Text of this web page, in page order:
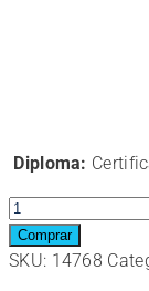
Diploma:
Curso
Online:
Técnicas
Comprar
SKU: 14768